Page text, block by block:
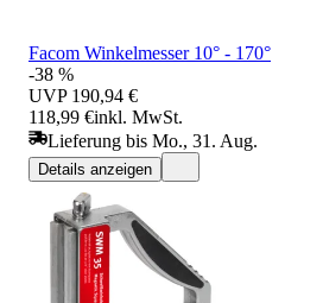
Facom Winkelmesser 10° - 170°
-38 %
UVP 190,94 €
118,99 €inkl. MwSt.
Lieferung bis Mo., 31. Aug.
Details anzeigen